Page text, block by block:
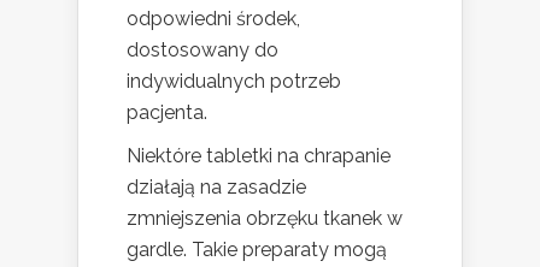
odpowiedni środek,
dostosowany do
indywidualnych potrzeb
pacjenta.
Niektóre tabletki na chrapanie
działają na zasadzie
zmniejszenia obrzęku tkanek w
gardle. Takie preparaty mogą